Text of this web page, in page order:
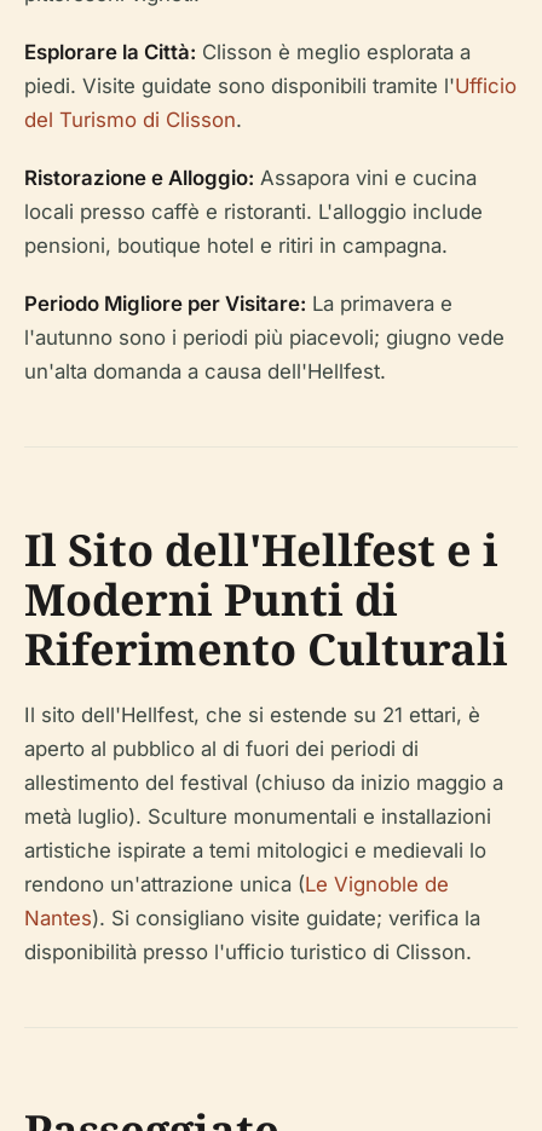
Esplorare la Città: Clisson è meglio esplorata a
piedi. Visite guidate sono disponibili tramite l'Ufficio
del Turismo di Clisson.
Ristorazione e Alloggio: Assapora vini e cucina
locali presso caffè e ristoranti. L'alloggio include
pensioni, boutique hotel e ritiri in campagna.
Periodo Migliore per Visitare: La primavera e
l'autunno sono i periodi più piacevoli; giugno vede
un'alta domanda a causa dell'Hellfest.
Il Sito dell'Hellfest e i
Moderni Punti di
Riferimento Culturali
Il sito dell'Hellfest, che si estende su 21 ettari, è
aperto al pubblico al di fuori dei periodi di
allestimento del festival (chiuso da inizio maggio a
metà luglio). Sculture monumentali e installazioni
artistiche ispirate a temi mitologici e medievali lo
rendono un'attrazione unica (Le Vignoble de
Nantes). Si consigliano visite guidate; verifica la
disponibilità presso l'ufficio turistico di Clisson.